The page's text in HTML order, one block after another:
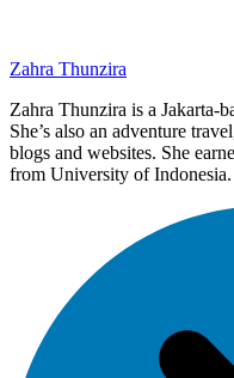
Zahra Thunzira
Zahra Thunzira is a Jakarta-
She’s also an adventure
blogs and websites. She
from University of Indonesia.